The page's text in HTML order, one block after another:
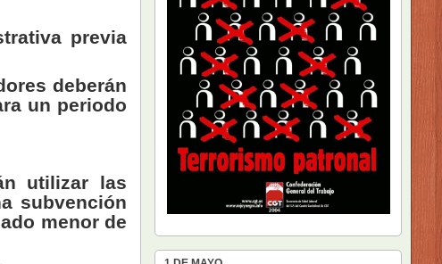
previa
deberán
un periodo
utilizar las
subvención
menor de